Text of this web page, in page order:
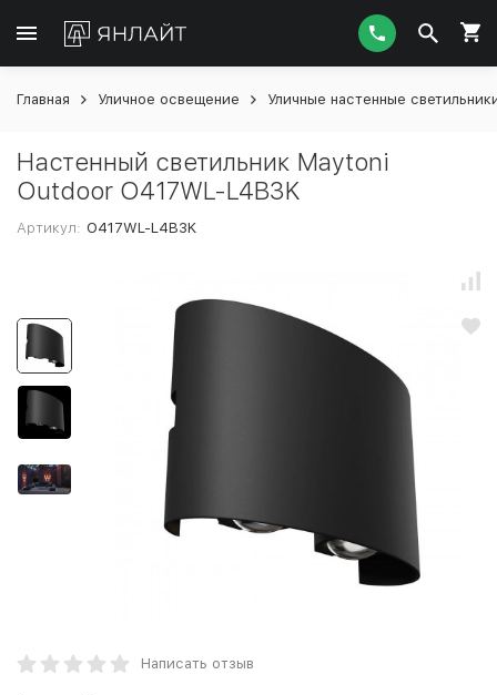
Главная Уличное освещение Уличные настенные
Настенный светильник Maytoni
Outdoor O417WL-L4B3K
Артикул: O417WL-L4B3K
Написать отзыв